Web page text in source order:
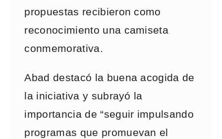
propuestas recibieron como
reconocimiento una camiseta
conmemorativa.
Abad destacó la buena acogida de
la iniciativa y subrayó la
importancia de “seguir impulsando
programas que promuevan el